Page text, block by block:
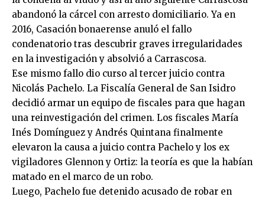
abandonó la cárcel con arresto domiciliario. Ya en
2016, Casación bonaerense anuló el fallo
condenatorio tras descubrir graves irregularidades
en la investigación y absolvió a Carrascosa.
Ese mismo fallo dio curso al tercer juicio contra
Nicolás Pachelo. La Fiscalía General de San Isidro
decidió armar un equipo de fiscales para que hagan
una reinvestigación del crimen. Los fiscales María
Inés Domínguez y Andrés Quintana finalmente
elevaron la causa a juicio contra Pachelo y los ex
vigiladores Glennon y Ortiz: la teoría es que la habían
matado en el marco de un robo.
Luego, Pachelo fue detenido acusado de robar en